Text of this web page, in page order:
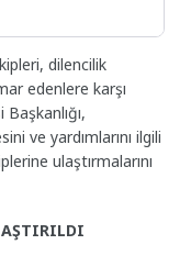
dilencilik
edenlere karşı
ve yardımlarını ilgili
ulaştırmalarını